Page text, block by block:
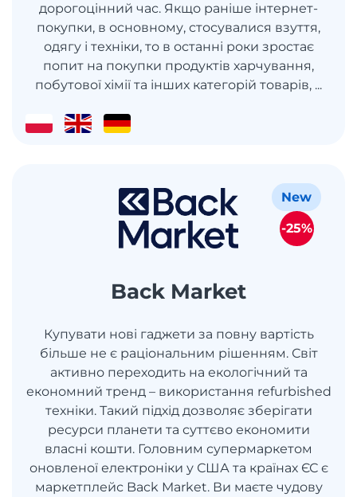
дорогоцінний час. Якщо раніше інтернет-
покупки, в основному, стосувалися взуття,
одягу і техніки, то в останні роки зростає
попит на покупки продуктів харчування,
побутової хімії та інших категорій товарів, ...
Back Market
Купувати нові гаджети за повну вартість
більше не є раціональним рішенням. Світ
активно переходить на екологічний та
економний тренд – використання refurbished
техніки. Такий підхід дозволяє зберігати
ресурси планети та суттєво економити
власні кошти. Головним супермаркетом
оновленої електроніки у США та країнах ЄС є
маркетплейс Back Market. Ви маєте чудову
New
-25%